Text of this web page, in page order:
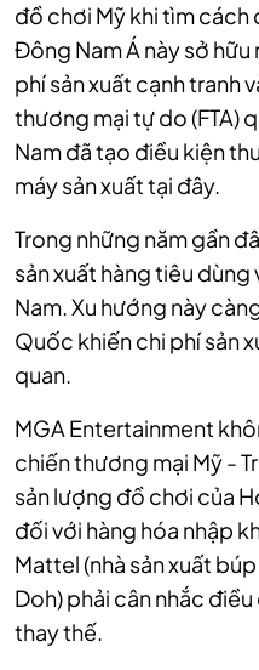
đồ chơi Mỹ khi tìm cách
Đông Nam Á này sở
phí sản xuất cạnh tranh
thương mại tự do (FTA)
Nam đã tạo điều kiện
máy sản xuất tại đây.
Trong những năm gần
sản xuất hàng tiêu
Nam. Xu hướng này
Quốc khiến chi phí sản
quan.
MGA Entertainment
chiến thương mại Mỹ -
sản lượng đồ chơi của
đối với hàng hóa nhập
Mattel (nhà sản xuất
Doh) phải cân nhắc
thay thế.